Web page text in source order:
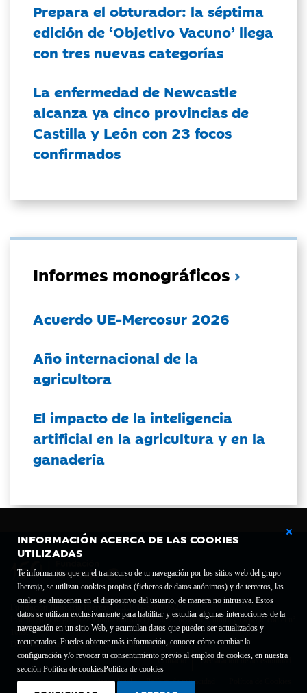
INFORMACIÓN ACERCA DE LAS COOKIES
UTILIZADAS
Te informamos que en el transcurso de tu navegación por los sitios web del grupo
Ibercaja, se utilizan cookies propias (ficheros de datos anónimos) y de terceros, las
cuales se almacenan en el dispositivo del usuario, de manera no intrusiva. Estos
datos se utilizan exclusivamente para habilitar y estudiar algunas interacciones de la
navegación en un sitio Web, y acumulan datos que pueden ser actualizados y
recuperados. Puedes obtener más información, conocer cómo cambiar la
configuración y/o revocar tu consentimiento previo al empleo de cookies, en nuestra
sección Política de cookiesPolítica de cookies
Prepara el obturador: la séptima
edición de ‘Objetivo Vacuno’ llega
con tres nuevas categorías
La enfermedad de Newcastle
alcanza ya cinco provincias de
Castilla y León con 23 focos
confirmados
Informes monográficos
Acuerdo UE-Mercosur 2026
Año internacional de la
agricultora
El impacto de la inteligencia
artificial en la agricultura y en la
ganadería
Fundación Bancaria Ibercaja C.I.F. G-50000652.
Inscrita en el Registro de Fundaciones del Mº de Educación, Cultura y Deporte con el nº
1689.
Domicilio social: Joaquín Costa, 13. 50001 Zaragoza.
Contacto
Declaración de accesibilidad
Aviso legal Política de privacidad